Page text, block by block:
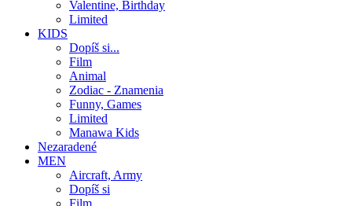
Valentine, Birthday
Limited
KIDS
Dopíš si...
Film
Animal
Zodiac - Znamenia
Funny, Games
Limited
Manawa Kids
Nezaradené
MEN
Aircraft, Army
Dopíš si
Film